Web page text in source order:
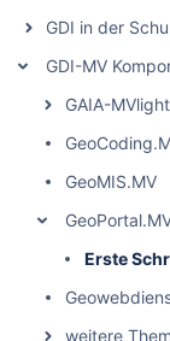
GDI in der
GDI-MV
GAIA-
GeoMIS.MV
Erste
weitere